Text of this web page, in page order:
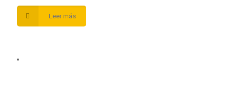
Leer más